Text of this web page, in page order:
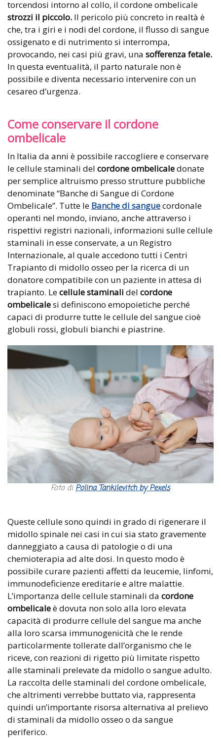
torcendosi intorno al collo, il cordone ombelicale
strozzi il piccolo. Il pericolo più concreto in realtà è
che, tra i giri e i nodi del cordone, il flusso di sangue
ossigenato e di nutrimento si interrompa,
provocando, nei casi più gravi, una sofferenza fetale.
In questa eventualità, il parto naturale non è
possibile e diventa necessario intervenire con un
cesareo d’urgenza.
Come conservare il cordone
ombelicale
In Italia da anni è possibile raccogliere e conservare
le cellule staminali del cordone ombelicaledonate
per semplice altruismo presso strutture pubbliche
denominate “Banche di Sangue di Cordone
Ombelicale”. Tutte le Banche di sanguecordonale
operanti nel mondo, inviano, anche attraverso i
rispettivi registri nazionali, informazioni sulle cellule
staminali in esse conservate, a un Registro
Internazionale, al quale accedono tutti i Centri
Trapianto di midollo osseo per la ricerca di un
donatore compatibile con un paziente in attesa di
trapianto. Lecellule staminali del cordone
ombelicalesi definiscono emopoietiche perché
capaci di produrre tutte le cellule del sangue cioè
globuli rossi, globuli bianchi e piastrine.
Foto di Polina Tankilevitch by Pexels
Queste cellule sono quindi in grado di rigenerare il
midollo spinale nei casi in cui sia stato gravemente
danneggiato a causa di patologie o di una
chemioterapia ad alte dosi. In questo modo è
possibile curare pazienti affetti da leucemie, linfomi,
immunodeficienze ereditarie e altre malattie.
L’importanza delle cellule staminali da cordone
ombelicaleè dovuta non solo alla loro elevata
capacità di produrre cellule del sangue ma anche
alla loro scarsa immunogenicità che le rende
particolarmente tollerate dall’organismo che le
riceve, con reazioni di rigetto più limitate rispetto
alle staminali prelevate da midollo o sangue adulto.
La raccolta delle staminali del cordone ombelicale,
che altrimenti verrebbe buttato via, rappresenta
quindi un’importante risorsa alternativa al prelievo
di staminali da midollo osseo o da sangue
periferico.